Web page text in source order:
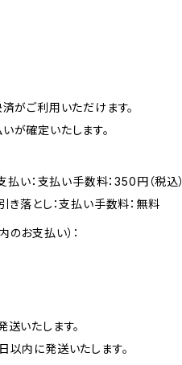
がご利用いただけます。
が確定いたします。
い：支払い手数料：350円（税込）
き落とし：支払い手数料：無料
お支払い）：
いたします。
内に発送いたします。